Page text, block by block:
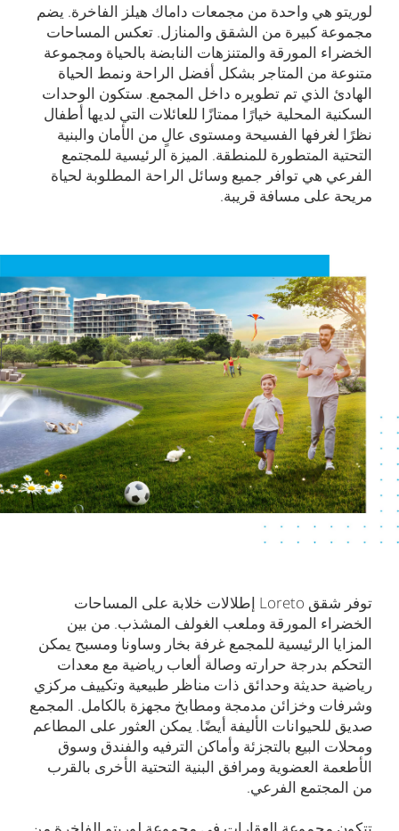
لوريتو هي واحدة من مجمعات داماك هيلز الفاخرة. يضم
مجموعة كبيرة من الشقق والمنازل. تعكس المساحات
الخضراء المورقة والمتنزهات النابضة بالحياة ومجموعة
متنوعة من المتاجر بشكل أفضل الراحة ونمط الحياة
الهادئ الذي تم تطويره داخل المجمع. ستكون الوحدات
السكنية المحلية خيارًا ممتازًا للعائلات التي لديها أطفال
نظرًا لغرفها الفسيحة ومستوى عالٍ من الأمان والبنية
التحتية المتطورة للمنطقة. الميزة الرئيسية للمجتمع
الفرعي هي توافر جميع وسائل الراحة المطلوبة لحياة
مريحة على مسافة قريبة.
توفر شقق Loreto إطلالات خلابة على المساحات
الخضراء المورقة وملعب الغولف المشذب. من بين
المزايا الرئيسية للمجمع غرفة بخار وساونا ومسبح يمكن
التحكم بدرجة حرارته وصالة ألعاب رياضية مع معدات
رياضية حديثة وحدائق ذات مناظر طبيعية وتكييف مركزي
وشرفات وخزائن مدمجة ومطابخ مجهزة بالكامل. المجمع
صديق للحيوانات الأليفة أيضًا. يمكن العثور على المطاعم
ومحلات البيع بالتجزئة وأماكن الترفيه والفندق وسوق
الأطعمة العضوية ومرافق البنية التحتية الأخرى بالقرب
من المجتمع الفرعي.